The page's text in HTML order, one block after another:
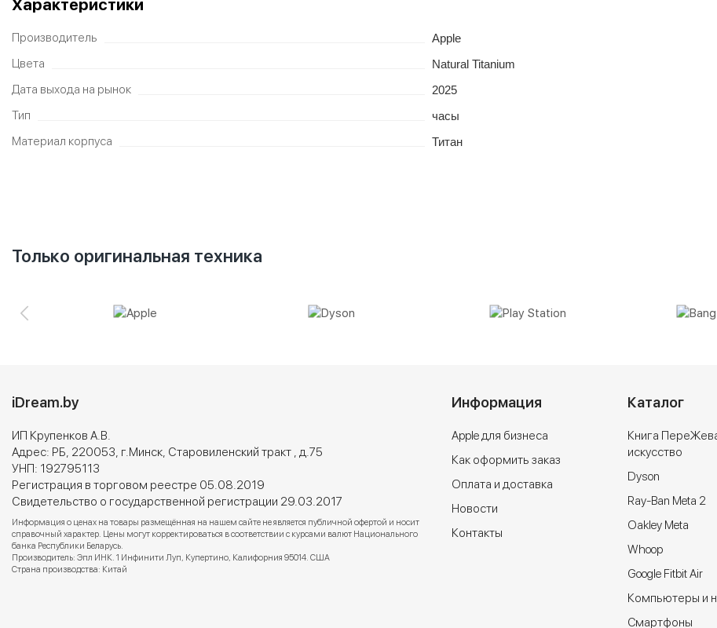
Характеристики
Производитель Apple
Цвета Natural Titanium
Дата выхода на рынок 2025
Тип часы
Материал корпуса Титан
Только оригинальная техника
iDream.by
ИП Крупенков А.В.
Адрес: РБ, 220053, г.Минск, Старовиленский тракт , д.75
УНП: 192795113
Регистрация в торговом реестре 05.08.2019
Свидетельство о государственной регистрации 29.03.2017
Информация о ценах на товары размещённая на нашем сайте не является публичной офертой и носит
справочный характер. Цены могут корректироваться в соответствии с курсами валют Национального
банка Республики Беларусь.
Производитель: Эпл ИНК. 1 Инфинити Луп, Купертино, Калифорния 95014. США
Страна производства: Китай
Информация
Apple для бизнеса
Как оформить заказ
Оплата и доставка
Новости
Контакты
Каталог
Книга
искусство
Dyson
Ray-Ban Meta 2
Oakley Meta
Whoop
Google Fitbit Air
Компьютеры и
Cмартфоны